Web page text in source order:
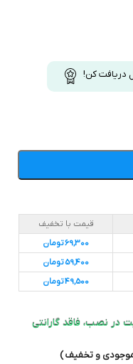
دریافت کن!
قیمت با تخفیف
69,300تومان
59,400تومان
49,500تومان
نصب، فاقد گارانتی
موجودی و تخفیف )